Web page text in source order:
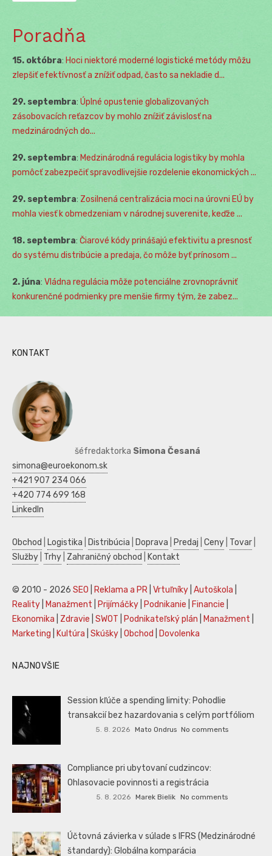
Poradňa
15. októbra: Hoci niektoré moderné logistické metódy môžu
zlepšiť efektívnosť a znížiť odpad, často sa nekladie d...
29. septembra: Úplné opustenie globalizovaných
zásobovacích reťazcov by mohlo znížiť závislosť na
medzinárodných do...
29. septembra: Medzinárodná regulácia logistiky by mohla
pomôcť zabezpečiť spravodlivejšie rozdelenie ekonomických ...
29. septembra: Zosilnená centralizácia moci na úrovni EÚ by
mohla viesť k obmedzeniam v národnej suverenite, keďže ...
18. septembra: Čiarové kódy prinášajú efektivitu a presnosť
do systému distribúcie a predaja, čo môže byť prínosom ...
2. júna: Vládna regulácia môže potenciálne zrovnoprávniť
konkurenčné podmienky pre menšie firmy tým, že zabez...
KONTAKT
šéfredaktorka Simona Česaná
simona@euroekonom.sk
+421 907 234 066
+420 774 699 168
LinkedIn
Obchod Logistika Distribúcia Doprava Predaj Ceny Tovar
Služby Trhy Zahraničný obchod Kontakt
© 2010 - 2026 SEO Reklama a PR Vrtuľníky Autoškola
Reality
Manažment Prijímáčky Podnikanie Financie
Ekonomika
Zdravie SWOT Podnikateľský plán Manažment
Marketing
Kultúra Skúšky Obchod Dovolenka
NAJNOVŠIE
Session kľúče a spending limity: Pohodlie
transakcií bez hazardovania s celým portfóliom
5. 8. 2026 Mato Ondrus No comments
Compliance pri ubytovaní cudzincov:
Ohlasovacie povinnosti a registrácia
5. 8. 2026 Marek Bielik No comments
Účtovná závierka v súlade s IFRS (Medzinárodné
štandardy): Globálna komparácia